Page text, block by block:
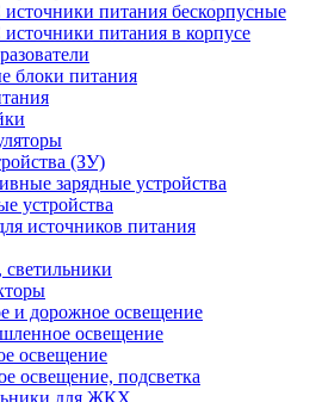
питания бескорпусные
питания в корпусе
блоки питания
(ЗУ)
зарядные устройства
устройства
источников питания
и дорожное освещение
освещение
освещение
освещение, подсветка
для ЖКХ